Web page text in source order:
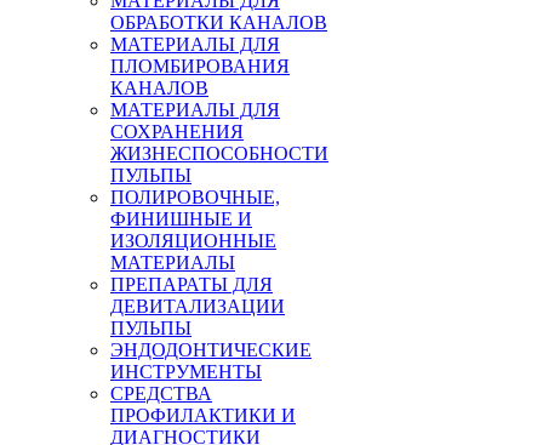
ОБРАБОТКИ КАНАЛОВ
МАТЕРИАЛЫ ДЛЯ
ПЛОМБИРОВАНИЯ
КАНАЛОВ
МАТЕРИАЛЫ ДЛЯ
СОХРАНЕНИЯ
ЖИЗНЕСПОСОБНОСТИ
ПУЛЬПЫ
ПОЛИРОВОЧНЫЕ,
ФИНИШНЫЕ И
ИЗОЛЯЦИОННЫЕ
МАТЕРИАЛЫ
ПРЕПАРАТЫ ДЛЯ
ДЕВИТАЛИЗАЦИИ
ПУЛЬПЫ
ЭНДОДОНТИЧЕСКИЕ
ИНСТРУМЕНТЫ
СРЕДСТВА
ПРОФИЛАКТИКИ И
ДИАГНОСТИКИ